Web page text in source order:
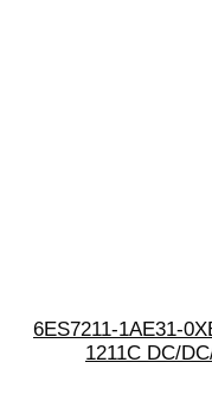
6ES7211-1AE31-
1211C DC/